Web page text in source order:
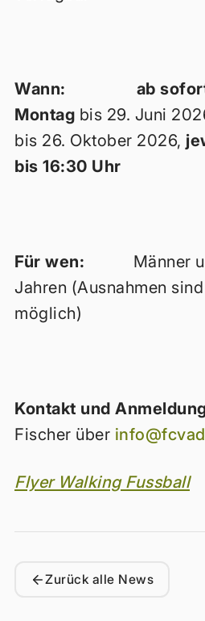
Wann: ab
Montag bis 29. Juni
bis 26. Oktober 2026,
bis 16:30 Uhr
Für wen: Männer
Jahren (Ausnahmen
möglich)
Kontakt und
Fischer über
Flyer Walking Fussball
Zurück alle News